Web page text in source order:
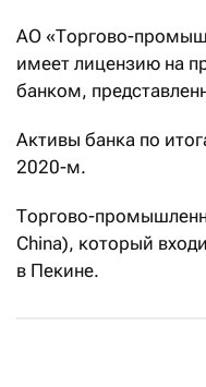
АО «Торгово-
имеет лицензию на
банком,
Активы банка по
2020-м.
Торгово-
China), который
в Пекине.